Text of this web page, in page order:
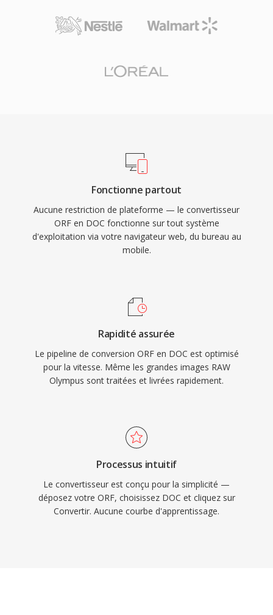
Fonctionne partout
Aucune restriction de plateforme — le convertisseur
ORF en DOC fonctionne sur tout système
d'exploitation via votre navigateur web, du bureau au
mobile.
Rapidité assurée
Le pipeline de conversion ORF en DOC est optimisé
pour la vitesse. Même les grandes images RAW
Olympus sont traitées et livrées rapidement.
Processus intuitif
Le convertisseur est conçu pour la simplicité —
déposez votre ORF, choisissez DOC et cliquez sur
Convertir. Aucune courbe d'apprentissage.